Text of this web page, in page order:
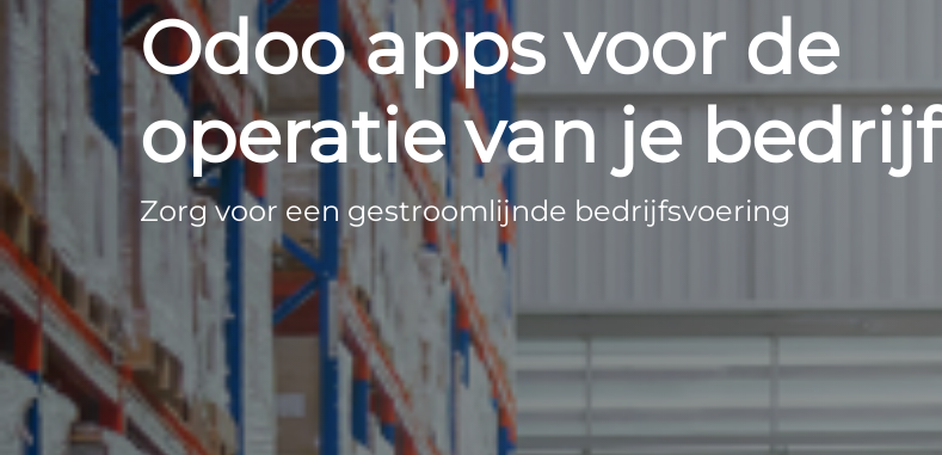
Odoo apps voor de
operatie van je bedrijf
Zorg voor een gestroomlijnde bedrijfsvoering